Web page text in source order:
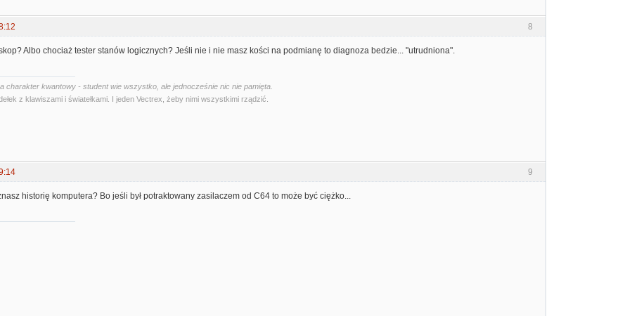
8
Albo chociaż tester stanów logicznych? Jeśli nie i nie masz kości na podmianę to diagnoza bedzie... "utrudniona".
charakter kwantowy - student wie wszystko, ale jednocześnie nic nie pamięta.
z klawiszami i światełkami. I jeden Vectrex, żeby nimi wszystkimi rządzić.
9
historię komputera? Bo jeśli był potraktowany zasilaczem od C64 to może być ciężko...